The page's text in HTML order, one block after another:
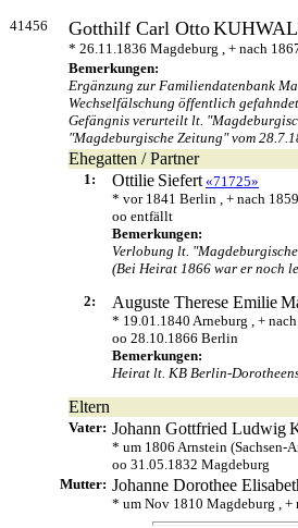
41456 Gotthilf Carl Otto
* 26.11.1836 Magdeburg , + nach
Bemerkungen:
Ergänzung zur Familiendatenbank
Wechselfälschung öffentlich
Gefängnis verurteilt lt.
"Magdeburgische Zeitung" vom
Ehegatten / Partner
1: Ottilie Siefert «71725»
* vor 1841 Berlin , + nach 1859
oo entfällt
Bemerkungen:
Verlobung lt.
(Bei Heirat 1866 war er noch
2: Auguste Therese Emilie
* 19.01.1840 Arneburg , +
oo 28.10.1866 Berlin
Bemerkungen:
Heirat lt. KB Berlin-
Eltern
Vater: Johann Gottfried Ludwig
* um 1806 Arnstein (Sachsen-
oo 31.05.1832 Magdeburg
Mutter: Johanne Dorothee
* um Nov 1810 Magdeburg , +